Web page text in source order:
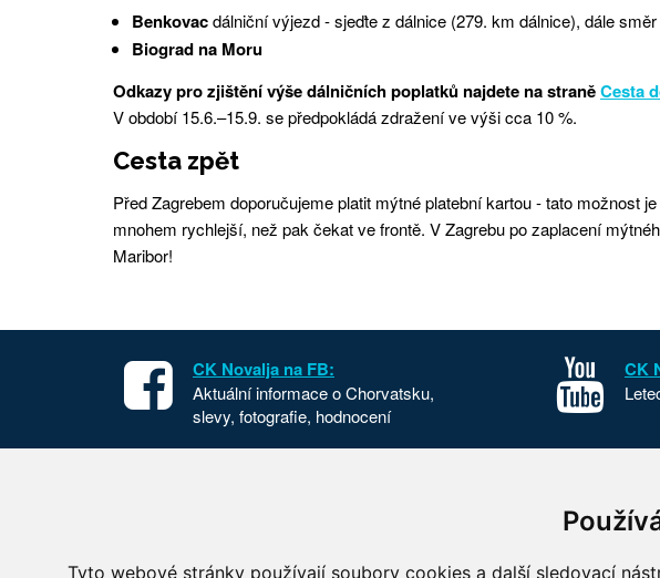
Tyto webové stránky používají soubory cookies a další sledovací
Benkovacdálniční výjezd - sjeďte z dálnice (279. km dálnice), dále směr
Biograd na Moru
Odkazy pro zjištění výše dálničních poplatků najdete na straněCesta
V období 15.6.–15.9. se předpokládá zdražení ve výši cca 10 %.
Cesta zpět
Před Zagrebem doporučujeme platit mýtné platební kartou - tato možnost
mnohem rychlejší, než pak čekat ve frontě. V Zagrebu po zaplacení
Maribor!
CK Novalja na FB:
Aktuální informace o Chorvatsku,
slevy, fotografie, hodnocení
CK
Ubytování Chorvatsko
Cesta do Chorvatska
Národní parky Chorvatska